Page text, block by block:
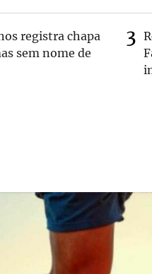
registra chapa
sem nome de